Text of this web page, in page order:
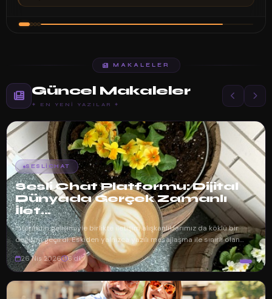
MAKALELER
Güncel Makaleler
✦ EN YENI YAZILAR ✦
SESLICHAT
Sesli Chat Platformu: Dijital
Dünyada Gerçek Zamanlı
İlet...
İnternetin gelişimiyle birlikte iletişim alışkanlıklarımız da köklü bir
değişim geçirdi. Eskiden yalnızca yazılı mesajlaşma ile sınırlı olan
dijita...
26 Nis 2026 6 dk